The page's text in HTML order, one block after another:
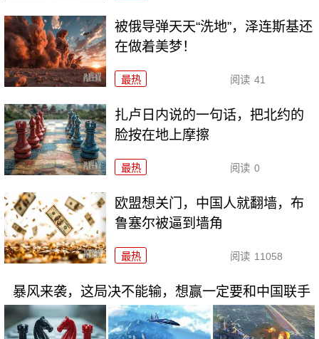
被俄导弹天天“洗地”，泽连斯基还
在做着美梦！
最热 阅读 41
扎卢日内说的一句话，把北约的
脸按在地上摩擦
最热 阅读 0
欧盟想关门，中国人就翻墙，布
鲁塞尔被逼到墙角
最热 阅读 11058
暴风来袭，这局决不能输，想赢一定要和中国联手